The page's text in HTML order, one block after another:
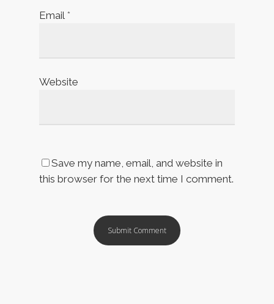
Email *
Website
Save my name, email, and website in
this browser for the next time I comment.